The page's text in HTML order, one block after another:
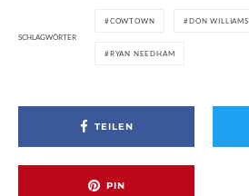
SCHLAGWÖRTER
COWTOWN DON WILLIAMS
RYAN NEEDHAM
TEILEN
PIN